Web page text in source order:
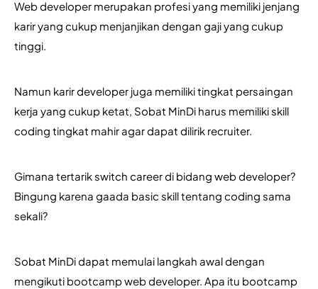
Web developer merupakan profesi yang memiliki jenjang
karir yang cukup menjanjikan dengan gaji yang cukup
tinggi.
Namun karir developer juga memiliki tingkat persaingan
kerja yang cukup ketat, Sobat MinDi harus memiliki skill
coding tingkat mahir agar dapat dilirik recruiter.
Gimana tertarik switch career di bidang web developer?
Bingung karena gaada basic skill tentang coding sama
sekali?
Sobat MinDi dapat memulai langkah awal dengan
mengikuti bootcamp web developer. Apa itu bootcamp